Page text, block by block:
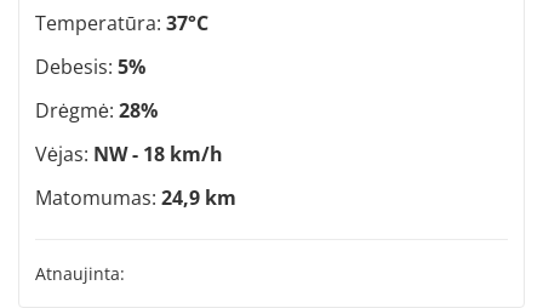
Temperatūra: 37°C
Debesis: 5%
Drėgmė: 28%
Vėjas: NW - 18 km/h
Matomumas: 24,9 km
Atnaujinta: